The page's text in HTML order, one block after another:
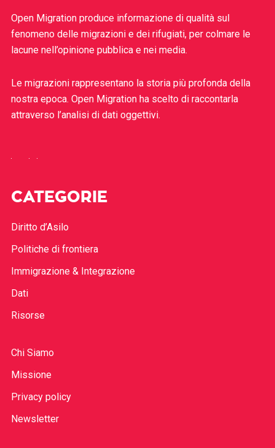
Open Migration produce informazione di qualità sul
fenomeno delle migrazioni e dei rifugiati, per colmare le
lacune nell’opinione pubblica e nei media.
Le migrazioni rappresentano la storia più profonda della
nostra epoca. Open Migration ha scelto di raccontarla
attraverso l’analisi di dati oggettivi.
CATEGORIE
Risorse